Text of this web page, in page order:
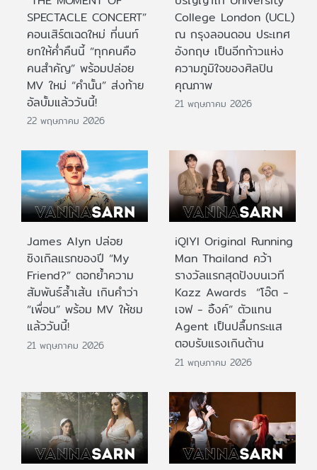
SPECTACLE CONCERT”
คอนเสิร์ตเฉดใหม่ ที่นนท์
ยกให้ค่ำคืนนี้ “ทุกคนคือ
คนสำคัญ” พร้อมปล่อย
MV ใหม่ “คำนั้น” ส่งท้าย
อัลบั้มแล้ววันนี้!
22 พฤษภาคม 2026
College London (UCL)
ณ กรุงลอนดอน ประเทศ
อังกฤษ เป็นอีกก้าวแห่ง
ความภูมิใจของศิลปิน
คุณภาพ
21 พฤษภาคม 2026
James Alyn ปล่อย
ซิงเกิลแรกของปี “My
Friend?” ตอกย้ำความ
สัมพันธ์ล้ำเส้น เกินคำว่า
“เพื่อน” พร้อม MV ให้ชม
แล้ววันนี้!
21 พฤษภาคม 2026
iQIYI Original Running
Man Thailand คว้า
รางวัลแรกสุดปังบนเวที
Kazz Awards “โอ๊ต -
เจฟ - อิ้งค์” ตัวแทน
Agent เป็นปลื้มกระแส
ตอบรับแรงเกินต้าน
21 พฤษภาคม 2026